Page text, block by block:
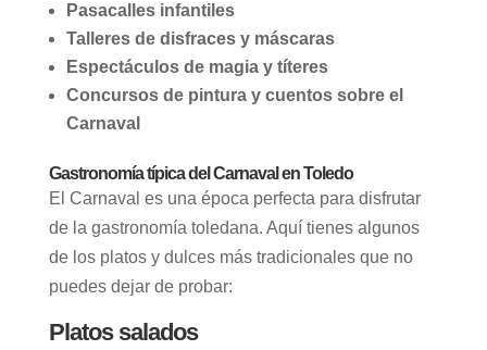
Pasacalles infantiles
Talleres de disfraces y máscaras
Espectáculos de magia y títeres
Concursos de pintura y cuentos sobre el
Carnaval
Gastronomía típica del Carnaval en Toledo
El Carnaval es una época perfecta para disfrutar
de la gastronomía toledana. Aquí tienes algunos
de los platos y dulces más tradicionales que no
puedes dejar de probar:
Platos salados